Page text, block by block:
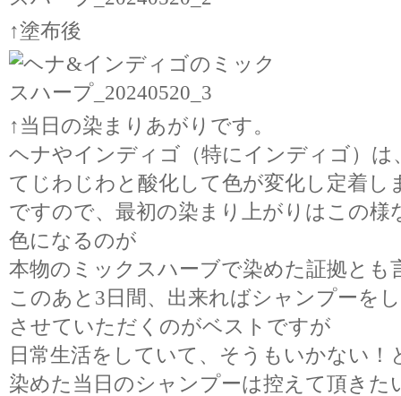
↑塗布後
↑当日の染まりあがりです。
ヘナやインディゴ（特にインディゴ）は
てじわじわと酸化して色が変化し定着し
ですので、最初の染まり上がりはこの様
色になるのが
本物のミックスハーブで染めた証拠とも
このあと3日間、出来ればシャンプーを
させていただくのがベストですが
日常生活をしていて、そうもいかない！
染めた当日のシャンプーは控えて頂きた